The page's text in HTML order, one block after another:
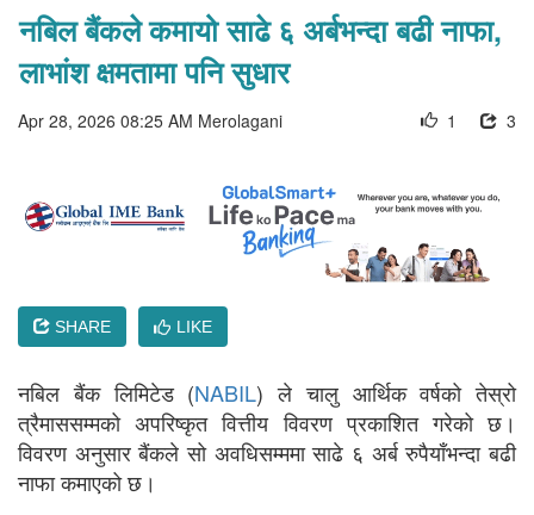
नबिल बैंकले कमायो साढे ६ अर्बभन्दा बढी नाफा,
लाभांश क्षमतामा पनि सुधार
Apr 28, 2026 08:25 AM Merolagani 3
1
SHARE LIKE
नबिल बैंक लिमिटेड (NABIL) ले चालु आर्थिक वर्षको तेस्रो
त्रैमाससम्मको अपरिष्कृत वित्तीय विवरण प्रकाशित गरेको छ।
विवरण अनुसार बैंकले सो अवधिसम्ममा साढे ६ अर्ब रुपैयाँभन्दा बढी
नाफा कमाएको छ।